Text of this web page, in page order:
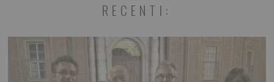
RECENTI: